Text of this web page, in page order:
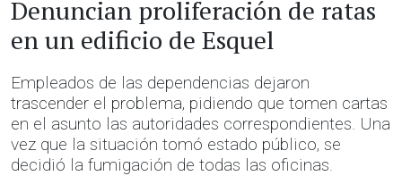
Denuncian proliferación de ratas
en un edificio de Esquel
Empleados de las dependencias dejaron
trascender el problema, pidiendo que tomen cartas
en el asunto las autoridades correspondientes. Una
vez que la situación tomó estado público, se
decidió la fumigación de todas las oficinas.